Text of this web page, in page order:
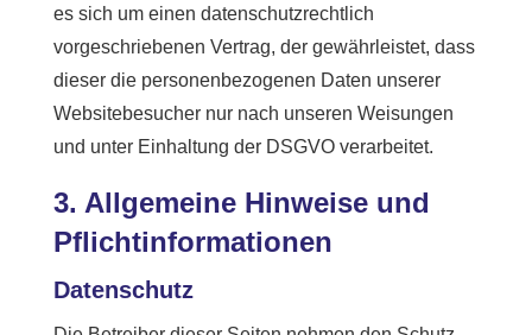
es sich um einen datenschutzrechtlich
vorgeschriebenen Vertrag, der gewährleistet, dass
dieser die personenbezogenen Daten unserer
Websitebesucher nur nach unseren Weisungen
und unter Einhaltung der DSGVO verarbeitet.
3. Allgemeine Hinweise und
Pflicht­informationen
Datenschutz